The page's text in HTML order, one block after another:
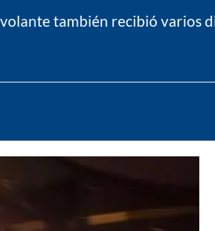
también recibió varios